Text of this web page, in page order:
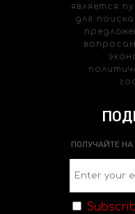
является
для
ПОЛУЧАЙТЕ